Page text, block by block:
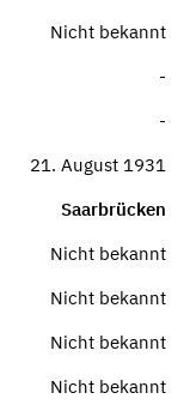
Nicht bekannt
-
-
21. August 1931
Saarbrücken
Nicht bekannt
Nicht bekannt
Nicht bekannt
Nicht bekannt